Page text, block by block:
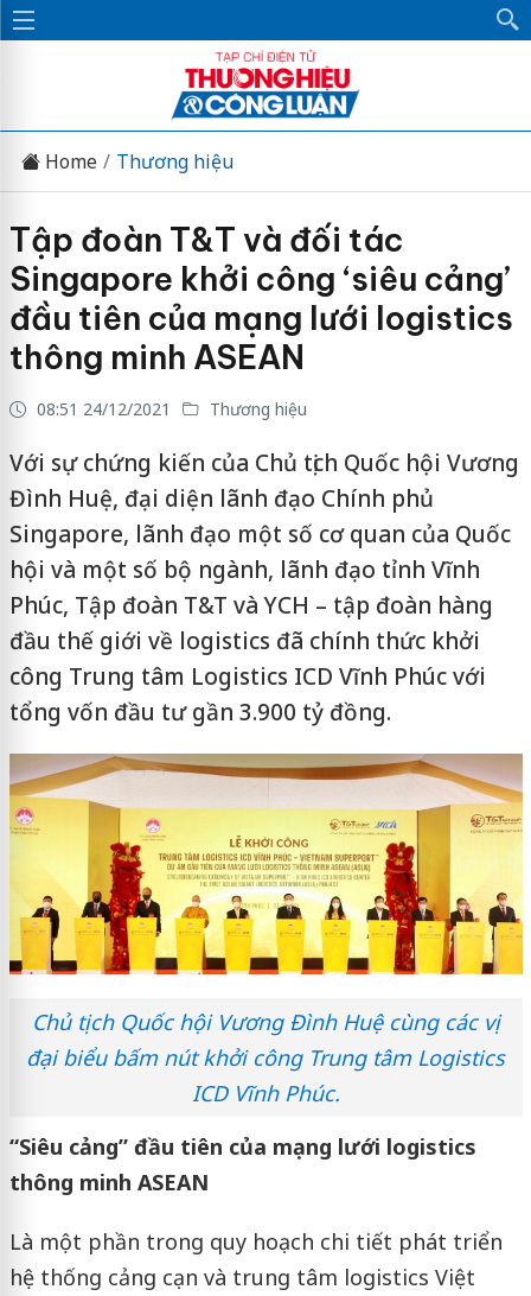
Home Thương hiệu
Tập đoàn T&T và đối tác
Singapore khởi công ‘siêu cảng’
đầu tiên của mạng lưới logistics
thông minh ASEAN
08:51 24/12/2021 Thương hiệu
Với sự chứng kiến của Chủ tịch Quốc hội Vương
Đình Huệ, đại diện lãnh đạo Chính phủ
Singapore, lãnh đạo một số cơ quan của Quốc
hội và một số bộ ngành, lãnh đạo tỉnh Vĩnh
Phúc, Tập đoàn T&T và YCH – tập đoàn hàng
đầu thế giới về logistics đã chính thức khởi
công Trung tâm Logistics ICD Vĩnh Phúc với
tổng vốn đầu tư gần 3.900 tỷ đồng.
Chủ tịch Quốc hội Vương Đình Huệ cùng các vị
đại biểu bấm nút khởi công Trung tâm Logistics
ICD Vĩnh Phúc.
“Siêu cảng” đầu tiên của mạng lưới logistics
thông minh ASEAN
Là một phần trong quy hoạch chi tiết phát triển
hệ thống cảng cạn và trung tâm logistics Việt